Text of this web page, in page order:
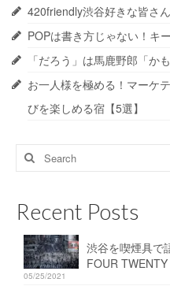
420friendly渋谷好きな皆さ
POPは書き方じゃない！キ
「だろう」は馬鹿野郎「か
お一人様を極める！マーケ
びを楽しめる宿【5選】
Search
for:
Recent Posts
渋谷を喫煙具で
FOUR TWENTY
05/25/2021